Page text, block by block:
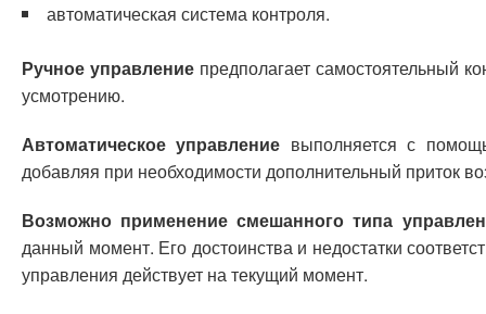
автоматическая система контроля.
Ручное управление предполагает самостоятельный
усмотрению.
Автоматическое управление выполняется с
добавляя при необходимости дополнительный приток
Возможно применение смешанного типа
данный момент. Его достоинства и недостатки
управления действует на текущий момент.